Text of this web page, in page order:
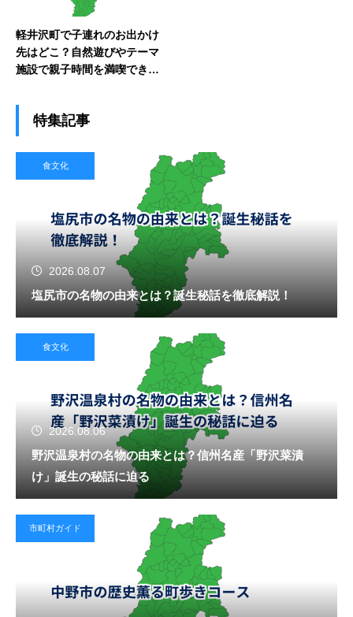
軽井沢町で子連れのお出かけ
先はどこ？自然遊びやテーマ
施設で親子時間を満喫できる
特集記事
食文化
2026.08.07
塩尻市の名物の由来とは？誕生秘話を徹底解説！
食文化
2026.08.06
野沢温泉村の名物の由来とは？信州名産「野沢菜漬
け」誕生の秘話に迫る
市町村ガイド